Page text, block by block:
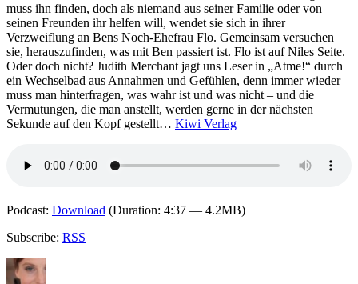
muss ihn finden, doch als niemand aus seiner Familie oder von
seinen Freunden ihr helfen will, wendet sie sich in ihrer
Verzweiflung an Bens Noch-Ehefrau Flo. Gemeinsam versuchen
sie, herauszufinden, was mit Ben passiert ist. Flo ist auf Niles Seite.
Oder doch nicht? Judith Merchant jagt uns Leser in „Atme!“ durch
ein Wechselbad aus Annahmen und Gefühlen, denn immer wieder
muss man hinterfragen, was wahr ist und was nicht – und die
Vermutungen, die man anstellt, werden gerne in der nächsten
Sekunde auf den Kopf gestellt… Kiwi Verlag
Podcast: Download (Duration: 4:37 — 4.2MB)
Subscribe: RSS
Autor